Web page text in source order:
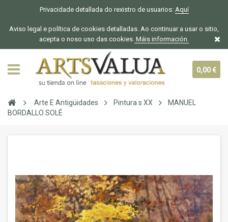
Privacidade detallada do rexistro de usuarios: Aquí
Aviso legal e política de cookies detalladas. Ao continuar a usar o sitio,
acepta o noso uso das cookies. Máis información.
0,00 €
Arte E Antigüidades Pintura s XX
MANUEL
BORDALLO SOLÉ